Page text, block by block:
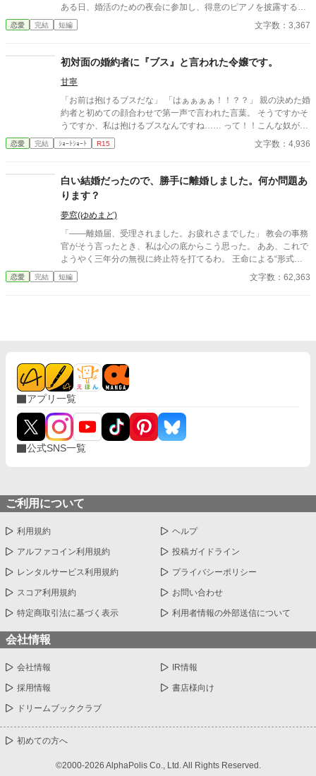
ある日、婚活のための夜会に参加し、得意のピアノを披露する
と、幼馴染と再会し、次の日には公爵の幼馴染に求婚されること
に。しかし、幼馴染には「あなたを愛するつもりはない」と言わ
り……？
恋愛 完結 短編 文字数：3,367
初対面の婚約者に『ブス』と言われた令嬢です。
甘寧
「お前は抱けるブスだな」 「はぁぁぁぁ！！？？」 親の決めた婚
約者と初めての顔合わせで第一声で言われた言葉。 そうですかそ
うですか、私は抱けるブスなんですね…… って！！こんな奴が婚
約者なんて冗談じゃない！！ お父様！！こいつと結婚しろと言う
ならば私は家を出ます！！ え？結納金貰っちゃった？ それじゃ
ょう。 ※4時間ほどで書き上げたものなので、頭空っぽにして読
んでください。
恋愛 完結 ｼｮｰﾄｼｮｰﾄ R15 文字数：4,936
白い結婚だったので、勝手に離婚しました。何か問題あ
ります？
夢窓(ゆめまど)
「――離婚届、受理されました。お疲れさまでした」 教会の事務
官がそう言ったとき、私は心の底からこう思った。 ああ、これで
ようやく三年分の無視に終止符を打てるわ。 王命による“形式結
婚”。 夫の顔も知らず、手紙もなし、戦地から帰ってきたという
噂すらない。 だから、はい、離婚。勝手に。 白い結婚だったの
恋愛 完結 短編 文字数：62,363
アプリ一覧
公式SNS一覧
ご利用について
利用規約 ヘルプ
アルファコイン利用規約 投稿ガイドライン
レンタルサービス利用規約 プライバシーポリシー
スコア利用規約 お問い合わせ
特定商取引法に基づく表示 利用者情報の外部送信について
会社情報
会社情報 IR情報
採用情報 書店様向け
ドリームブッククラブ
初めての方へ
©2000-2026 AlphaPolis Co., Ltd. All Rights Reserved.